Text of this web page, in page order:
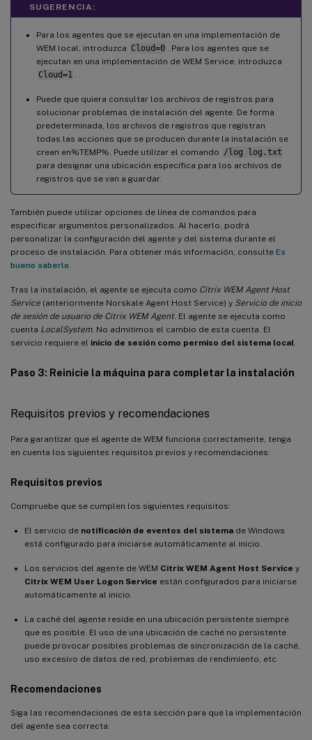
SUGERENCIA:
Para los agentes que se ejecutan en una implementación de
WEM local, introduzca Cloud=0
. Para los agentes que se
ejecutan en una implementación de WEM Service, introduzca
Cloud=1
Puede que quiera consultar los archivos de registros para
solucionar problemas de instalación del agente. De forma
predeterminada, los archivos de registros que registran
todas las acciones que se producen durante la instalación se
crean en%TEMP%. Puede utilizar el comando /log log.txt
para designar una ubicación específica para los archivos de
registros que se van a guardar.
También puede utilizar opciones de línea de comandos para
especificar argumentos personalizados. Al hacerlo, podrá
personalizar la configuración del agente y del sistema durante el
proceso de instalación. Para obtener más información, consulte Es
bueno saberlo
Tras la instalación, el agente se ejecuta como Citrix WEM Agent Host
Service (anteriormente Norskale Agent Host Service) y Servicio de inicio
de sesión de usuario de Citrix WEM Agent. El agente se ejecuta como
cuenta LocalSystem. No admitimos el cambio de esta cuenta. El
servicio requiere el inicio de sesión como permiso del sistema local
Paso 3: Reinicie la máquina para completar la instalación
Requisitos previos y recomendaciones
Para garantizar que el agente de WEM funciona correctamente, tenga
en cuenta los siguientes requisitos previos y recomendaciones:
Requisitos previos
Compruebe que se cumplen los siguientes requisitos:
El servicio de notificación de eventos del sistema de Windows
está configurado para iniciarse automáticamente al inicio.
Los servicios del agente de WEM Citrix WEM Agent Host Service y
Citrix WEM User Logon Service están configurados para iniciarse
automáticamente al inicio.
La caché del agente reside en una ubicación persistente siempre
que es posible. El uso de una ubicación de caché no persistente
puede provocar posibles problemas de sincronización de la caché,
uso excesivo de datos de red, problemas de rendimiento, etc.
Recomendaciones
Siga las recomendaciones de esta sección para que la implementación
del agente sea correcta: